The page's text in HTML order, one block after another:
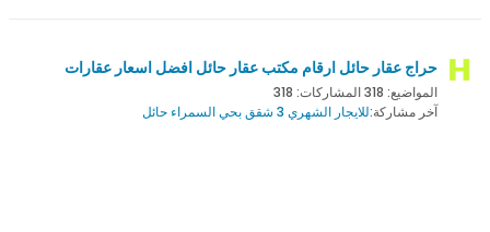
حراج عقار حائل ارقام مكتب عقار حائل افضل اسعار عقارات
المواضيع: 318 المشاركات: 318
آخر مشاركة:للايجار الشهري 3 شقق بحي السمراء حائل